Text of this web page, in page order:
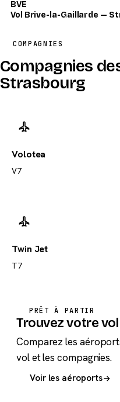
BVE
Vol Brive-la-Gaillarde —
COMPAGNIES
Compagnies
Strasbourg
Volotea
V7
Twin Jet
T7
PRÊT À PARTIR
Trouvez votre
Comparez les
vol et les compagnies.
Voir les aéroports